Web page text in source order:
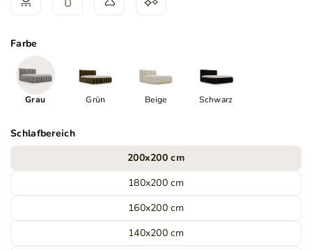
Farbe
Grau Grün Beige Schwarz
Schlafbereich
200x200 cm
180x200 cm
160x200 cm
140x200 cm